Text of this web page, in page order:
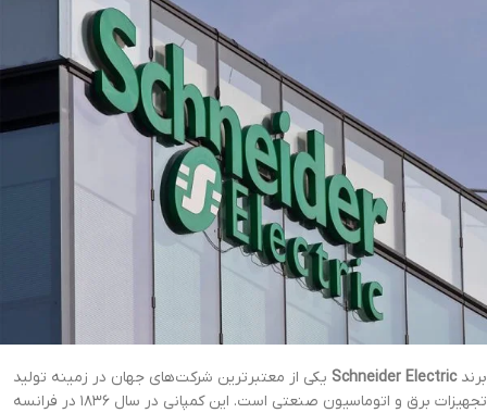
برندSchneider Electric یکی از معتبرترین شرکت‌های جهان در زمینه تولید
تجهیزات برق و اتوماسیون صنعتی است. این کمپانی در سال ۱۸۳۶ در فرانسه